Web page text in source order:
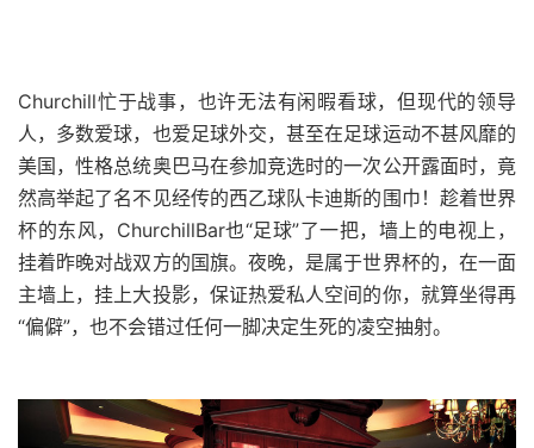
Churchill忙于战事，也许无法有闲暇看球，但现代的领导
人，多数爱球，也爱足球外交，甚至在足球运动不甚风靡的
美国，性格总统奥巴马在参加竞选时的一次公开露面时，竟
然高举起了名不见经传的西乙球队卡迪斯的围巾！趁着世界
杯的东风，ChurchillBar也“足球”了一把，墙上的电视上，
挂着昨晚对战双方的国旗。夜晚，是属于世界杯的，在一面
主墙上，挂上大投影，保证热爱私人空间的你，就算坐得再
“偏僻”，也不会错过任何一脚决定生死的凌空抽射。